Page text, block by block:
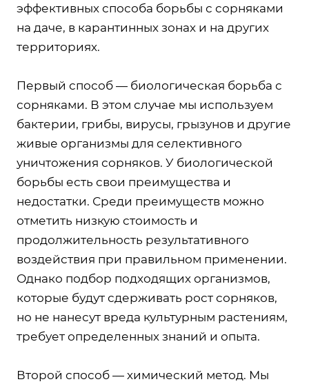
эффективных способа борьбы с сорняками
на даче, в карантинных зонах и на других
территориях.
Первый способ — биологическая борьба с
сорняками. В этом случае мы используем
бактерии, грибы, вирусы, грызунов и другие
живые организмы для селективного
уничтожения сорняков. У биологической
борьбы есть свои преимущества и
недостатки. Среди преимуществ можно
отметить низкую стоимость и
продолжительность результативного
воздействия при правильном применении.
Однако подбор подходящих организмов,
которые будут сдерживать рост сорняков,
но не нанесут вреда культурным растениям,
требует определенных знаний и опыта.
Второй способ — химический метод. Мы